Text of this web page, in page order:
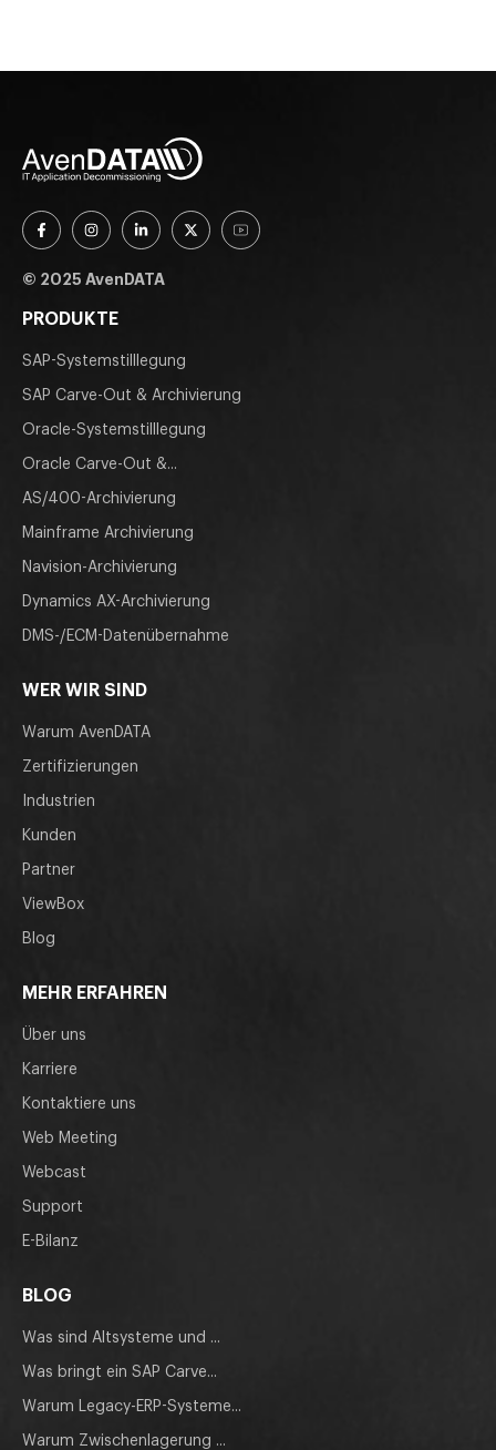
© 2025 AvenDATA
PRODUKTE
SAP-Systemstilllegung
SAP Carve-Out & Archivierung
Oracle-Systemstilllegung
Oracle Carve-Out &...
AS/400-Archivierung
Mainframe Archivierung
Navision-Archivierung
Dynamics AX-Archivierung
DMS-/ECM-Datenübernahme
WER WIR SIND
Warum AvenDATA
Zertifizierungen
Industrien
Kunden
Partner
ViewBox
Blog
MEHR ERFAHREN
Über uns
Karriere
Kontaktiere uns
Web Meeting
Webcast
Support
E-Bilanz
BLOG
Was sind Altsysteme und ...
Was bringt ein SAP Carve...
Warum Legacy-ERP-Systeme...
Warum Zwischenlagerung ...